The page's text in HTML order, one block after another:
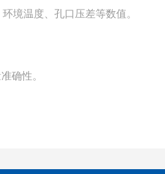
境温度、孔口压差等数值。
确性。